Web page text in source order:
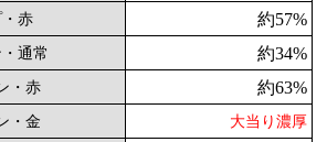
赤 約57%
通常 約34%
・赤 約63%
・金 大当り濃厚